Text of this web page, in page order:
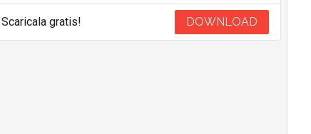
Scaricala gratis! DOWNLOAD